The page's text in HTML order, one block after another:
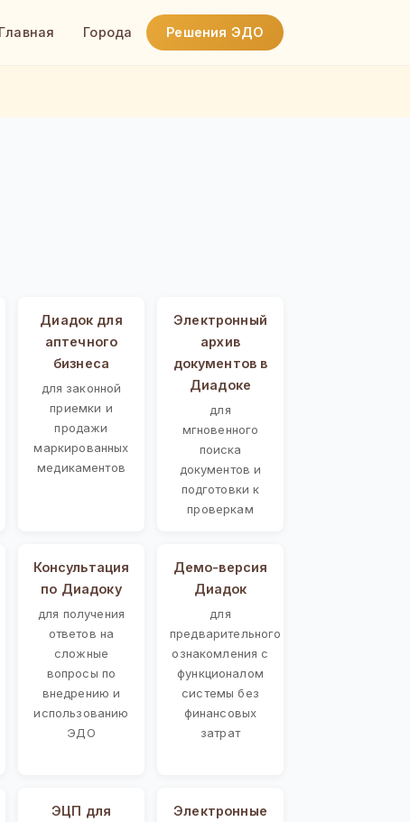
Главная Города Решения ЭДО
Диадок для
аптечного
бизнеса
для законной
приемки и
продажи
маркированных
медикаментов
Электронный
архив
документов в
Диадоке
для
мгновенного
поиска
документов и
подготовки к
проверкам
Консультация
по Диадоку
для получения
ответов на
сложные
вопросы по
внедрению и
использованию
ЭДО
Демо-версия
Диадок
для
предварительного
ознакомления с
функционалом
системы без
финансовых
затрат
ЭЦП для
Электронные